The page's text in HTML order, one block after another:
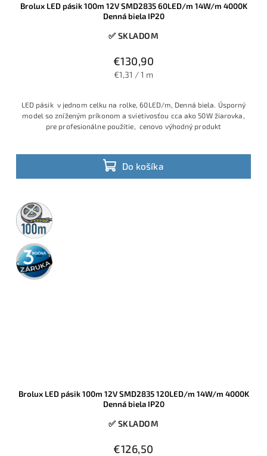
Brolux LED pásik 100m 12V SMD2835 60LED/m 14W/m 4000K
Denná biela IP20
✅ SKLADOM
€130,90
€1,31 / 1 m
Do košíka
LED pásik v jednom celku na rolke, 60LED/m, Denná biela. Úsporný
model so zníženým príkonom a svietivosťou cca ako 50W žiarovka,
pre profesionálne použitie, cenovo výhodný produkt
100m
rolka
3 roky
záruka
Brolux LED pásik 100m 12V SMD2835 120LED/m 14W/m 4000K
Denná biela IP20
✅ SKLADOM
€126,50